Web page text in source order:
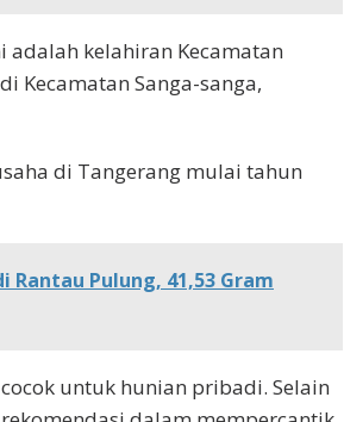
adalah kelahiran Kecamatan
Kecamatan Sanga-sanga,
di Tangerang mulai tahun
Rantau Pulung, 41,53 Gram
untuk hunian pribadi. Selain